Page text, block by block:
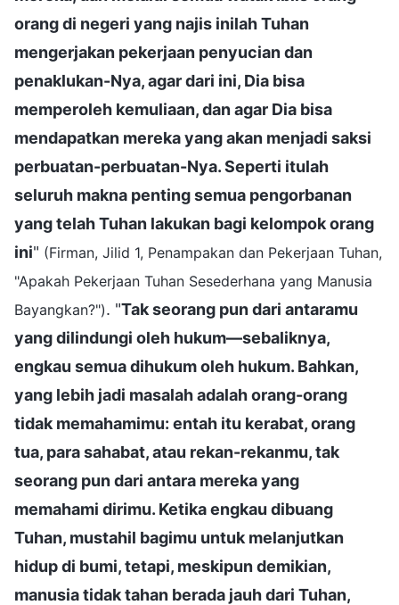
orang di negeri yang najis inilah Tuhan
mengerjakan pekerjaan penyucian dan
penaklukan-Nya, agar dari ini, Dia bisa
memperoleh kemuliaan, dan agar Dia bisa
mendapatkan mereka yang akan menjadi saksi
perbuatan-perbuatan-Nya. Seperti itulah
seluruh makna penting semua pengorbanan
yang telah Tuhan lakukan bagi kelompok orang
ini" (Firman, Jilid 1, Penampakan dan Pekerjaan Tuhan,
"Apakah Pekerjaan Tuhan Sesederhana yang Manusia
Bayangkan?"). "Tak seorang pun dari antaramu
yang dilindungi oleh hukum—sebaliknya,
engkau semua dihukum oleh hukum. Bahkan,
yang lebih jadi masalah adalah orang-orang
tidak memahamimu: entah itu kerabat, orang
tua, para sahabat, atau rekan-rekanmu, tak
seorang pun dari antara mereka yang
memahami dirimu. Ketika engkau dibuang
Tuhan, mustahil bagimu untuk melanjutkan
hidup di bumi, tetapi, meskipun demikian,
manusia tidak tahan berada jauh dari Tuhan,